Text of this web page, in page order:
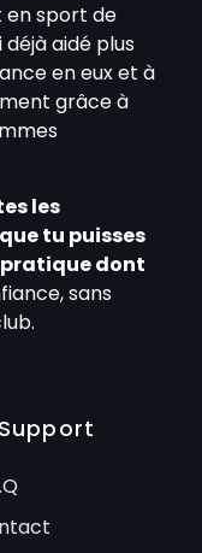
en sport de
aidé plus
en eux et à
grâce à
les
tu puisses
dont
sans
Support